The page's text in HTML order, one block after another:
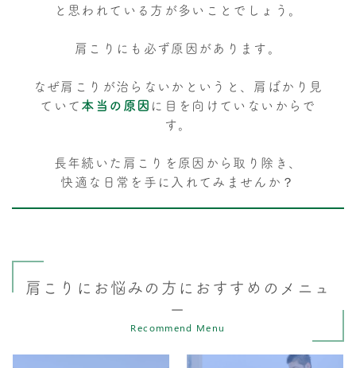
と思われている方が多いことでしょう。
肩こりにも必ず原因があります。
なぜ肩こりが治らないかというと、肩ばかり見
ていて本当の原因 に目を向けていないからで
す。
長年続いた肩こりを原因から取り除き、
快適な日常を手に入れてみませんか？
肩こりにお悩みの方におすすめのメニュ
ー
Recommend Menu